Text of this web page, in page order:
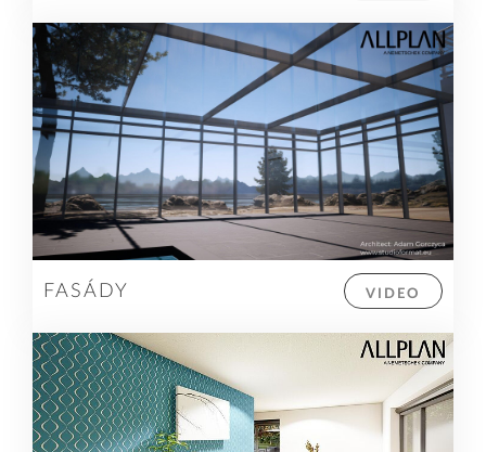
VIDEO
FASÁDY